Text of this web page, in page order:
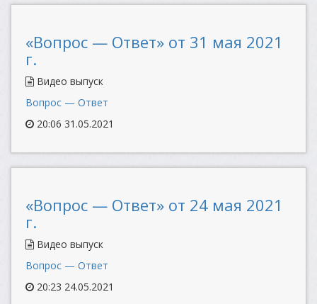
«Вопрос — Ответ» от 31 мая 2021
г.
Видео выпуск
Вопрос — Ответ
20:06 31.05.2021
«Вопрос — Ответ» от 24 мая 2021
г.
Видео выпуск
Вопрос — Ответ
20:23 24.05.2021